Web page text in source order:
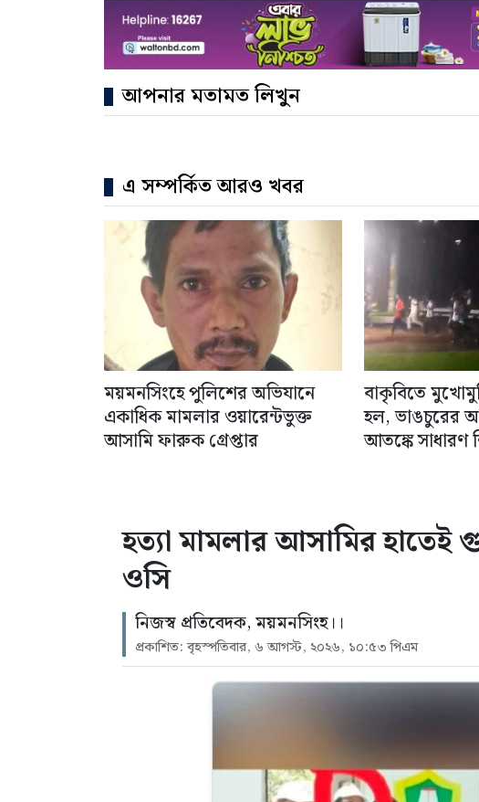
আপনার মতামত লিখুন
এ সম্পর্কিত আরও খবর
ময়মনসিংহে পুলিশের অভিযানে
একাধিক মামলার ওয়ারেন্টভুক্ত
আসামি ফারুক গ্রেপ্তার
বাকৃবিতে
হল, ভাঙচুরের
আতঙ্কে সাধারণ
হত্যা মামলার আসামির হাতেই
ওসি
নিজস্ব প্রতিবেদক, ময়মনসিংহ।।
প্রকাশিত: বৃহস্পতিবার, ৬ আগস্ট, ২০২৬, ১০:৫৩ পিএম